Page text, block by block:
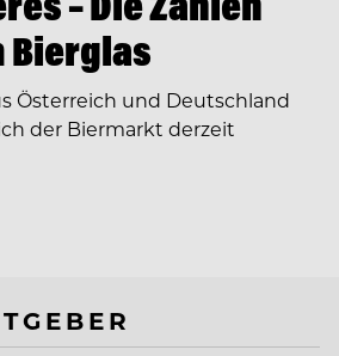
Bierglas
Österreich und Deutschland
der Biermarkt derzeit